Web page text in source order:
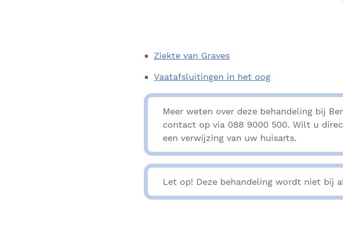
Ziekte van Graves
Vaatafsluitingen in het oog
Meer weten over deze behandeling bij
contact op via 088 9000 500. Wilt u
een verwijzing van uw huisarts.
Let op! Deze behandeling wordt niet bij